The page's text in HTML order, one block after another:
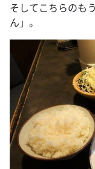
そしてこちらのも
ん」。